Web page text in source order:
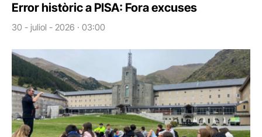
Error històric a PISA: Fora excuses
30 - juliol - 2026 · 03:00